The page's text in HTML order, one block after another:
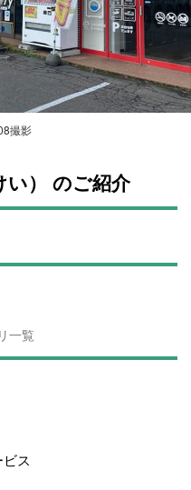
撮影
い） のご紹介
一覧
ス